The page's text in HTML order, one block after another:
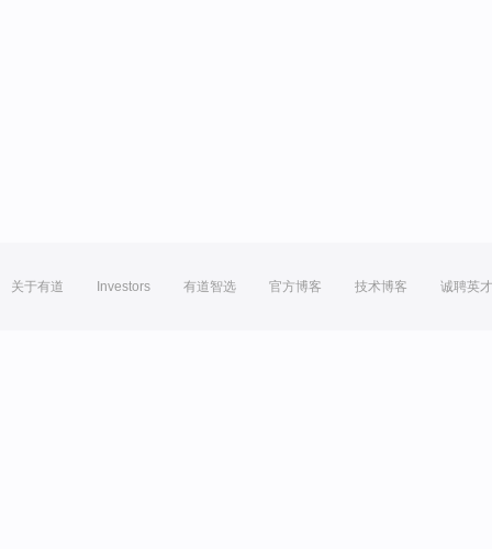
关于有道 Investors 有道智选 官方博客 技术博客 诚聘英才